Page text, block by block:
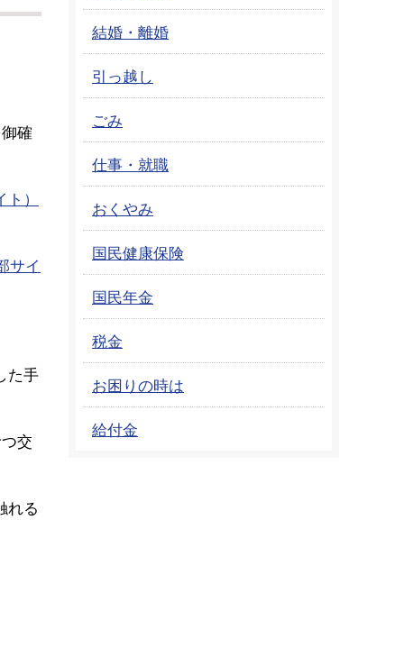
確
）
サイ
た手
交
れる
結婚・離婚
引っ越し
ごみ
仕事・就職
おくやみ
国民健康保険
国民年金
税金
お困りの時は
給付金